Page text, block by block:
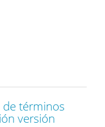
de términos
versión